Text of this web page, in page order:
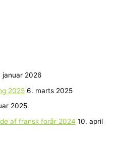
januar 2026
2025 6. marts 2025
2025
af fransk forår 2024 10. april